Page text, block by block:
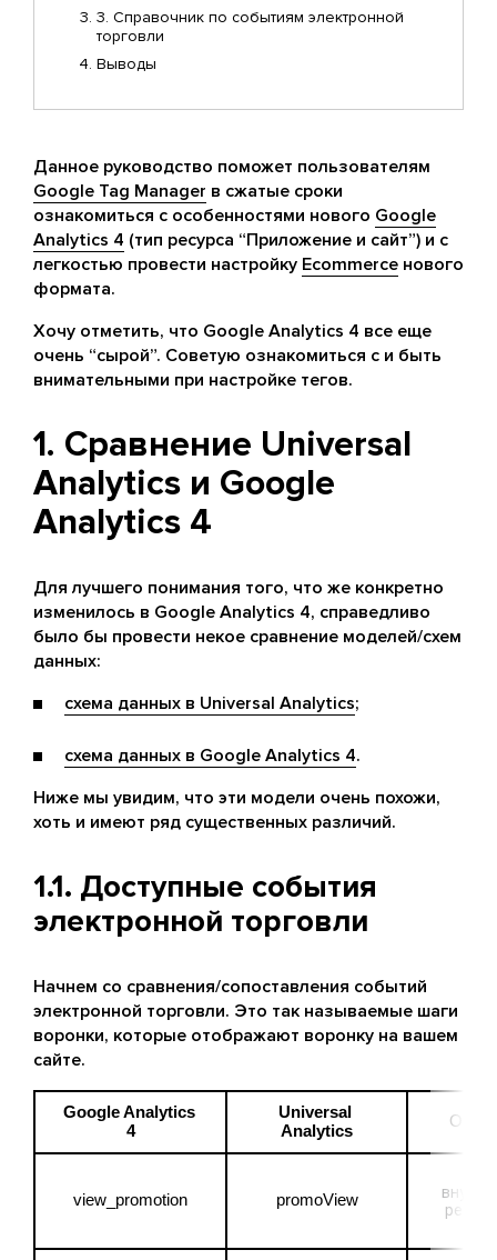
3. Справочник по событиям электронной
торговли
Выводы
Данное руководство поможет пользователям
Google Tag Manager в сжатые сроки
ознакомиться с особенностями нового Google
Analytics 4 (тип ресурса “Приложение и сайт”) и с
легкостью провести настройку Ecommerce нового
формата.
Хочу отметить, что Google Analytics 4 все еще
очень “сырой”. Советую ознакомиться с и быть
внимательными при настройке тегов.
1. Сравнение Universal
Analytics и Google
Analytics 4
Для лучшего понимания того, что же конкретно
изменилось в Google Analytics 4, справедливо
было бы провести некое сравнение моделей/схем
данных:
схема данных в Universal Analytics;
схема данных в Google Analytics 4.
Ниже мы увидим, что эти модели очень похожи,
хоть и имеют ряд существенных различий.
1.1. Доступные события
электронной торговли
Начнем со сравнения/сопоставления событий
электронной торговли. Это так называемые шаги
воронки, которые отображают воронку на вашем
сайте.
Google Analytics
4
Universal
Analytics
view_promotion promoView